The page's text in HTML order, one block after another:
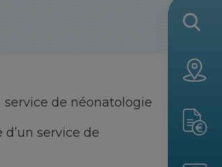
de néonatologie
service de